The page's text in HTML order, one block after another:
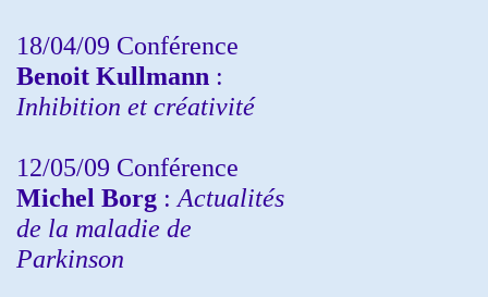
18/04/09 Conférence
Benoit Kullmann :
Inhibition et créativité
12/05/09 Conférence
Michel Borg : Actualités
de la maladie de
Parkinson